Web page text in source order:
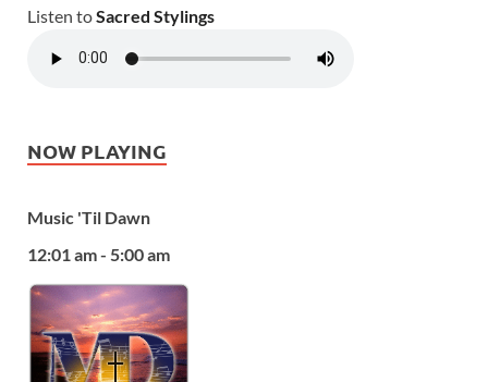
Listen toSacred Stylings
NOW PLAYING
Music 'Til Dawn
12:01 am - 5:00 am